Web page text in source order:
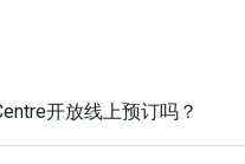
开放线上预订吗？